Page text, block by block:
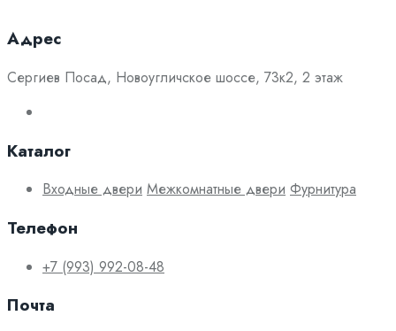
Адрес
Сергиев Посад, Новоугличское шоссе, 73к2, 2 этаж
Каталог
Входные двери Межкомнатные двери Фурнитура
Телефон
+7 (993) 992-08-48
Почта